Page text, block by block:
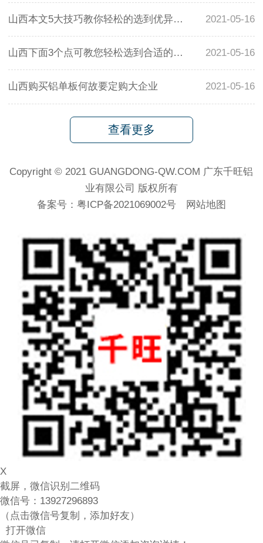
山西本文5大技巧教你轻松的选到优异的铝单板幕墙 2021-05-16
山西下面3个点可教您轻松选到合适的铝单板 2021-05-16
山西购买铝单板何故要定购大企业 2021-05-16
查看更多
Copyright © 2021 GUANGDONG-QW.COM 广东千旺铝
业有限公司 版权所有
备案号： 粤ICP备2021069002号 网站地图
X
截屏，微信识别二维码
微信号： 13927296893
（点击微信号复制，添加好友）
打开微信